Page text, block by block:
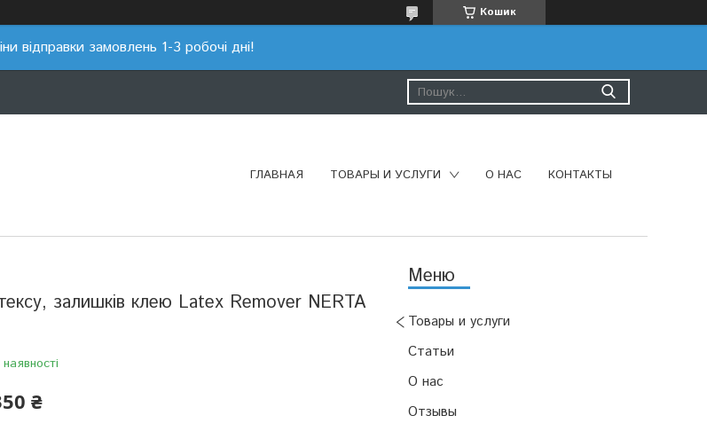
Кошик
відправки замовлень 1-3 робочі дні!
ГЛАВНАЯ ТОВАРЫ И УСЛУГИ О НАС КОНТАКТЫ
Товары и услуги
Статьи
О нас
Отзывы
залишків клею Latex Remover NERTA
₴